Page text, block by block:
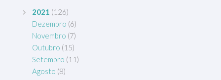
2021 (126)
Dezembro (6)
Novembro (7)
Outubro (15)
Setembro (11)
Agosto (8)